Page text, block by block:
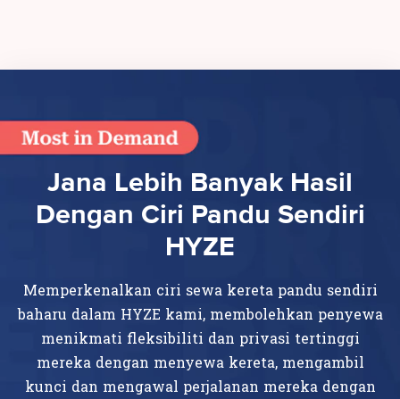
Jana Lebih Banyak Hasil
Dengan Ciri Pandu Sendiri
HYZE
Memperkenalkan ciri sewa kereta pandu sendiri
baharu dalam HYZE kami, membolehkan penyewa
menikmati fleksibiliti dan privasi tertinggi
mereka dengan menyewa kereta, mengambil
kunci dan mengawal perjalanan mereka dengan